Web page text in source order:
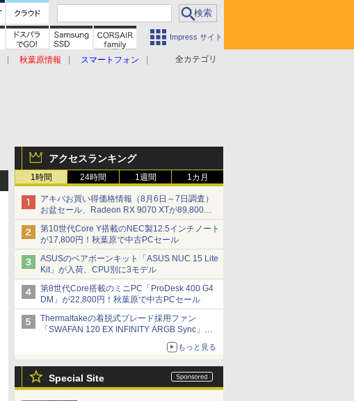
Impress サイト
全カテゴリ
秋葉原情報
スマートフォン
アクセスランキング
1時間 24時間 1週間 1カ月
アキバお買い得価格情報（8月6日～7日調査）
お盆セール、Radeon RX 9070 XTが89,800
円、水平周波数24.8kHz対応の17型モニターが
9,801円、暑さ指数連動セール ほか
第10世代Core Y搭載のNEC製12.5インチノート
が17,800円！秋葉原で中古PCセール
ASUSのベアボーンキット「ASUS NUC 15 Lite
Kit」が入荷、CPU別に3モデル
第8世代Core搭載のミニPC「ProDesk 400 G4
DM」が22,800円！秋葉原で中古PCセール
Thermaltakeの着脱式ブレード採用ファン
「SWAFAN 120 EX INFINITY ARGB Sync」に
単品パッケージ 交換用リバースファンブレード
もっと見る
Special Site